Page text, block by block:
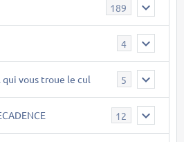
189
4
qui vous troue le cul 5
12